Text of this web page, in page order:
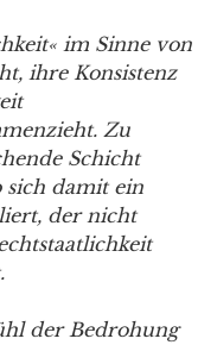
im Sinne von
ihre Konsistenz
Zu
Schicht
sich damit ein
der nicht
der Bedrohung